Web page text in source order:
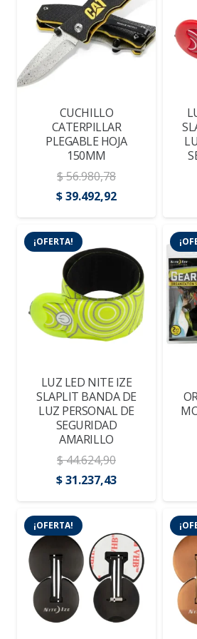
CUCHILLO
CATERPILLAR
PLEGABLE HOJA
150MM
$56.980,78
El
precio
original
era:
$ 56.980,78.
$39.492,92El
precio
es:
$ 39.492,92.
¡OFERTA!
LUZ LED NITE IZE
SLAPLIT BANDA DE
LUZ PERSONAL DE
SEGURIDAD
AMARILLO
$44.624,90
El
precio
original
era:
$ 44.624,90.
$31.237,43El
precio
es:
$ 31.237,43.
¡OFERTA!